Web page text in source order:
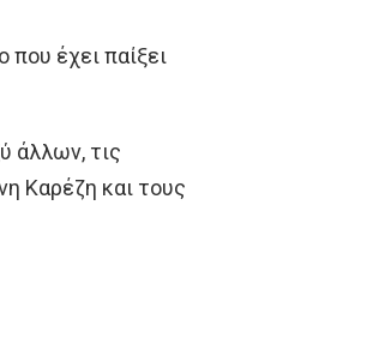
που έχει παίξει
άλλων, τις
Καρέζη και τους